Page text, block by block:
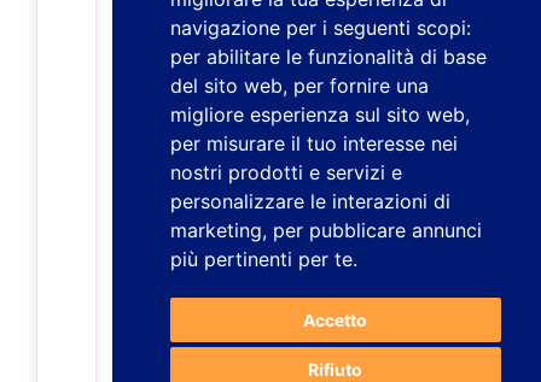
navigazione per i seguenti scopi:
per abilitare le funzionalità di base
del sito web, per fornire una
migliore esperienza sul sito web,
per misurare il tuo interesse nei
nostri prodotti e servizi e
personalizzare le interazioni di
marketing, per pubblicare annunci
più pertinenti per te.
Accetto
Rifiuto